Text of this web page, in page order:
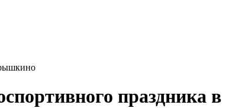
праздника в